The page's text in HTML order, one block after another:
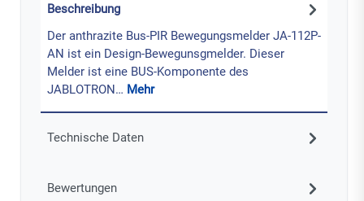
Beschreibung
Der anthrazite Bus-PIR Bewegungsmelder JA-112P-
AN ist ein Design-Bewegunsgmelder. Dieser
Melder ist eine BUS-Komponente des
JABLOTRON… Mehr
Technische Daten
Bewertungen